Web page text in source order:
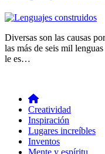
Diversas son las causas
las más de seis mil
le es…
Creatividad
Inspiración
Lugares increíbles
Inventos
Mente y espíritu